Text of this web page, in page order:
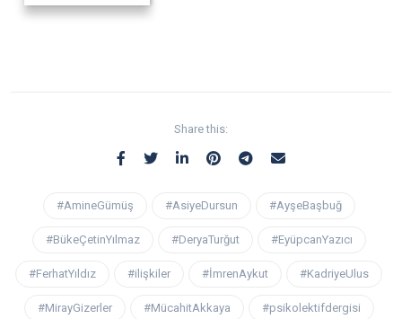
Share this:
#AmineGümüş #AsiyeDursun #AyşeBaşbuğ
#BükeÇetinYılmaz #DeryaTurğut #EyüpcanYazıcı
#FerhatYıldız #ilişkiler #İmrenAykut #KadriyeUlus
#MirayGizerler #MücahitAkkaya #psikolektifdergisi